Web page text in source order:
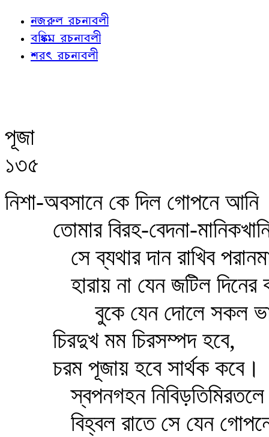
নজরুল রচনাবলী
বঙ্কিম রচনাবলী
শরৎ রচনাবলী
পূজা
১৩৫
নিশা-অবসানে কে দিল গোপনে আনি
তোমার বিরহ-বেদনা-
সে ব্যথার দান রাখিব
হারায় না যেন জটিল দিনের
বুকে যেন দোলে সকল
চিরদুখ মম চিরসম্পদ হবে,
চরম পূজায় হবে সার্থক কবে।
স্বপনগহন নিবিড়তিমিরতলে
বিহ্বল রাতে সে যেন